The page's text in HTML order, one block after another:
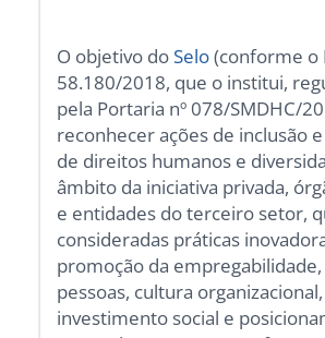
O objetivo doSelo(conforme o
58.180/2018, que o institui,
pela Portaria nº 078/SMDHC/
reconhecer ações de inclusão
de direitos humanos e
âmbito da iniciativa privada,
e entidades do terceiro setor,
consideradas práticas
promoção da
pessoas, cultura organizacional,
investimento social e